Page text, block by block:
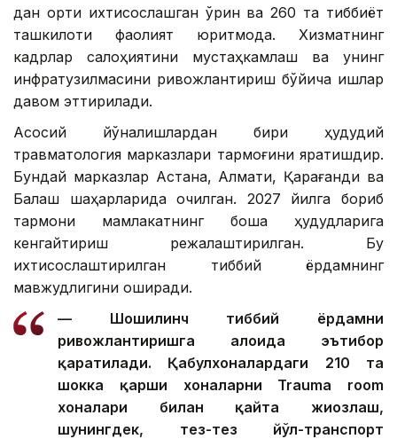
дан ортиқ ихтисослашган ўрин ва 260 та тиббиёт
ташкилоти фаолият юритмоқда. Хизматнинг
кадрлар салоҳиятини мустаҳкамлаш ва унинг
инфратузилмасини ривожлантириш бўйича ишлар
давом эттирилади.
Асосий йўналишлардан бири ҳудудий
травматология марказлари тармоғини яратишдир.
Бундай марказлар Астана, Алмати, Қарағанди ва
Балқаш шаҳарларида очилган. 2027 йилга бориб
тармоқни мамлакатнинг бошқа ҳудудларига
кенгайтириш режалаштирилган. Бу
ихтисослаштирилган тиббий ёрдамнинг
мавжудлигини оширади.
— Шошилинч тиббий ёрдамни
ривожлантиришга алоҳида эътибор
қаратилади. Қабулхоналардаги 210 та
шокка қарши хоналарни Trauma room
хоналари билан қайта жиҳозлаш,
шунингдек, тез-тез йўл-транспорт